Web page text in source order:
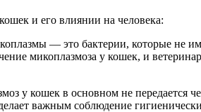
и его влиянии на человека:
— это бактерии, которые не
микоплазмоза у кошек, и
у кошек в основном не передается
важным соблюдение